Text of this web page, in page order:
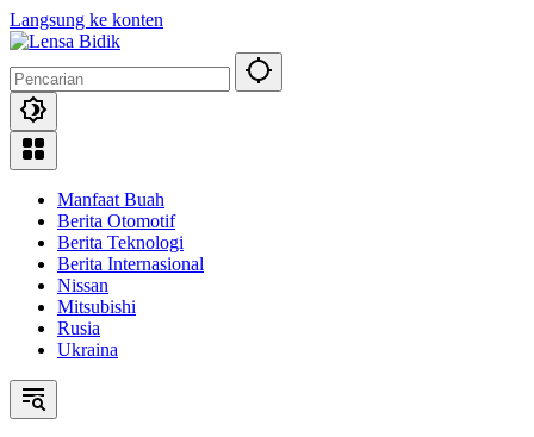
Langsung ke konten
Manfaat Buah
Berita Otomotif
Berita Teknologi
Berita Internasional
Nissan
Mitsubishi
Rusia
Ukraina